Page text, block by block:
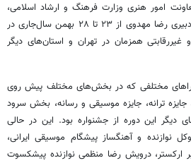
امور هنری وزارت فرهنگ و ارشاد اسلامی،
توسط انجمن موسیقی ایران به دبیری رضا مهدوی از ۲۳ تا ۲۸ بهمن سال‌جاری در
غیررقابتی همزمان در تهران و استان‌های دیگر
مختلفی که در بخش‌های مختلف پیش روی
جایزه ترانه، جایزه موسیقی و رسانه، بخش سرود
این دوره از جشنواره بود. این در حالی
نوازنده و آهنگساز پیشگام موسیقی ایرانی،
ارکستر، درویش رضا منظمی نوازنده پیشکسوت